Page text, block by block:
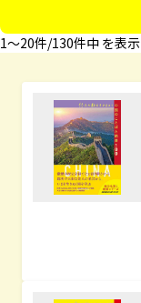
1〜20件/130件中 を表示